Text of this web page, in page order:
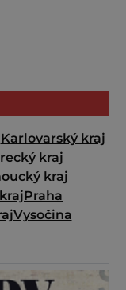
Karlovarský kraj
kraj
kraj
Praha
Vysočina